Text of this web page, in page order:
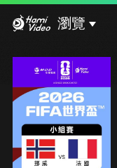
瀏覽